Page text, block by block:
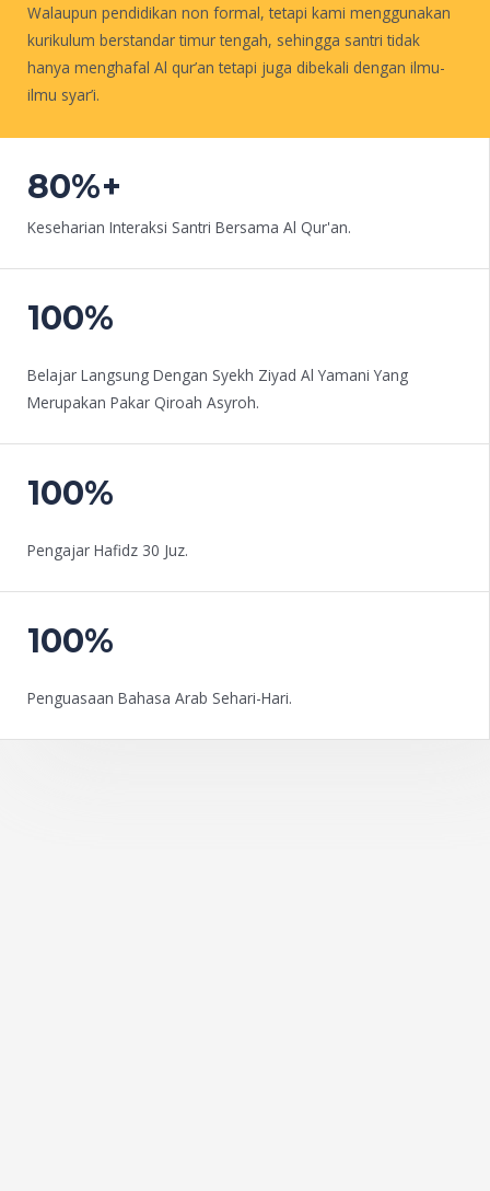
Walaupun pendidikan non formal, tetapi kami menggunakan
kurikulum berstandar timur tengah, sehingga santri tidak
hanya menghafal Al qur’an tetapi juga dibekali dengan ilmu-
ilmu syar’i.
80%+
Keseharian Interaksi Santri Bersama Al Qur'an.
100%
Belajar Langsung Dengan Syekh Ziyad Al Yamani Yang
Merupakan Pakar Qiroah Asyroh.
100%
Pengajar Hafidz 30 Juz.
100%
Penguasaan Bahasa Arab Sehari-Hari.